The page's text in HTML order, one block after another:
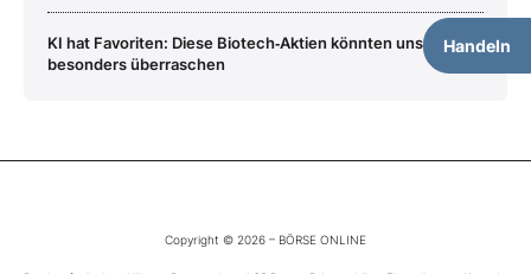
Handeln
KI hat Favoriten: Diese Biotech‑Aktien könnten uns 2025
besonders überraschen
Copyright © 2026 – BÖRSE ONLINE